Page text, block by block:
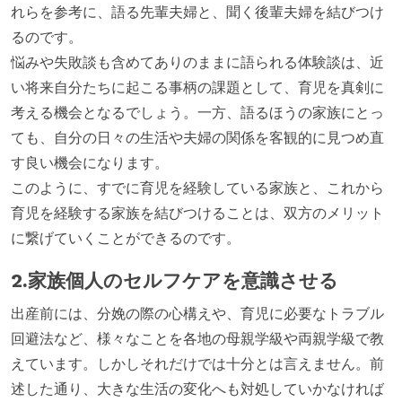
れらを参考に、語る先輩夫婦と、聞く後輩夫婦を結びつけ
るのです。
悩みや失敗談も含めてありのままに語られる体験談は、近
い将来自分たちに起こる事柄の課題として、育児を真剣に
考える機会となるでしょう。一方、語るほうの家族にとっ
ても、自分の日々の生活や夫婦の関係を客観的に見つめ直
す良い機会になります。
このように、すでに育児を経験している家族と、これから
育児を経験する家族を結びつけることは、双方のメリット
に繋げていくことができるのです。
2.家族個人のセルフケアを意識させる
出産前には、分娩の際の心構えや、育児に必要なトラブル
回避法など、様々なことを各地の母親学級や両親学級で教
えています。しかしそれだけでは十分とは言えません。前
述した通り、大きな生活の変化へも対処していかなければ